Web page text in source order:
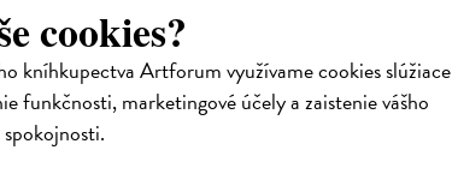
cookies?
kníhkupectva Artforum využívame cookies slúžiace
funkčnosti, marketingové účely a zaistenie vášho
Praví